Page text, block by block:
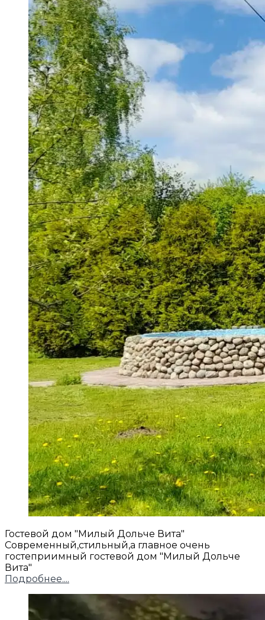
Гостевой дом "Милый Дольче Вита"
Современный,стильный,а главное очень
гостеприимный гостевой дом "Милый Дольче
Вита"
Подробнее....